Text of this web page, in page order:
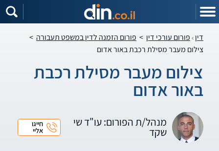
דין פורום עורכי דין > פורום הזמנה לדין במשפט תעבורה >
צילום מעבר מסילת רכבת באור אדום
צילום מעבר מסילת רכבת
באור אדום
מנהל/ת הפורום: עו"ד שי
שקד
חייגו
אליי